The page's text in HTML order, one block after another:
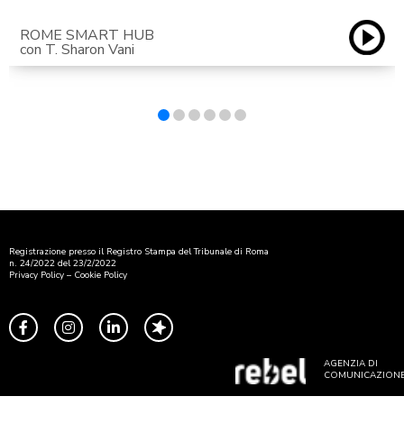
ROME SMART HUB
con T. Sharon Vani
Registrazione presso il Registro Stampa del Tribunale di Roma
n. 24/2022 del 23/2/2022
Privacy Policy – Cookie Policy
AGENZIA DI